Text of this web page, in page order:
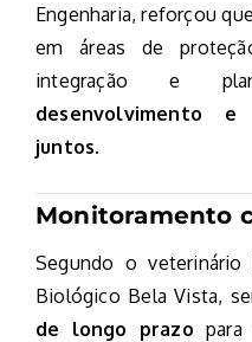
Engenharia, reforçou
em áreas de
integração e
desenvolvimento e
juntos.
Monitoramento
Segundo o veterinário
Biológico Bela Vista,
de longo prazo